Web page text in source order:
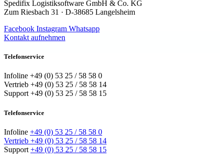
Spedifix Logistiksoftware GmbH & Co. KG
Zum Riesbach 31 · D-38685 Langelsheim
Facebook Instagram Whatsapp
Kontakt aufnehmen
Telefonservice
Infoline +49 (0) 53 25 / 58 58 0
Vertrieb +49 (0) 53 25 / 58 58 14
Support +49 (0) 53 25 / 58 58 15
Telefonservice
Infoline +49 (0) 53 25 / 58 58 0
Vertrieb +49 (0) 53 25 / 58 58 14
Support +49 (0) 53 25 / 58 58 15